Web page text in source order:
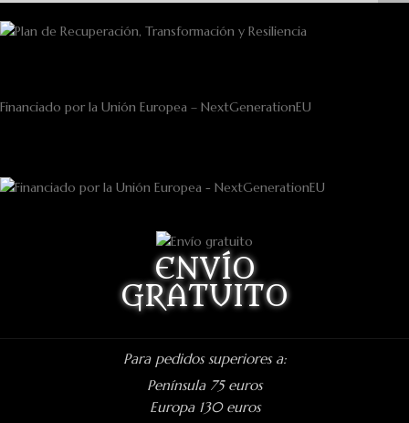
Financiado por la Unión Europea – NextGenerationEU
ENVÍO
GRATUITO
Para pedidos superiores a:
Península 75 euros
Europa 130 euros